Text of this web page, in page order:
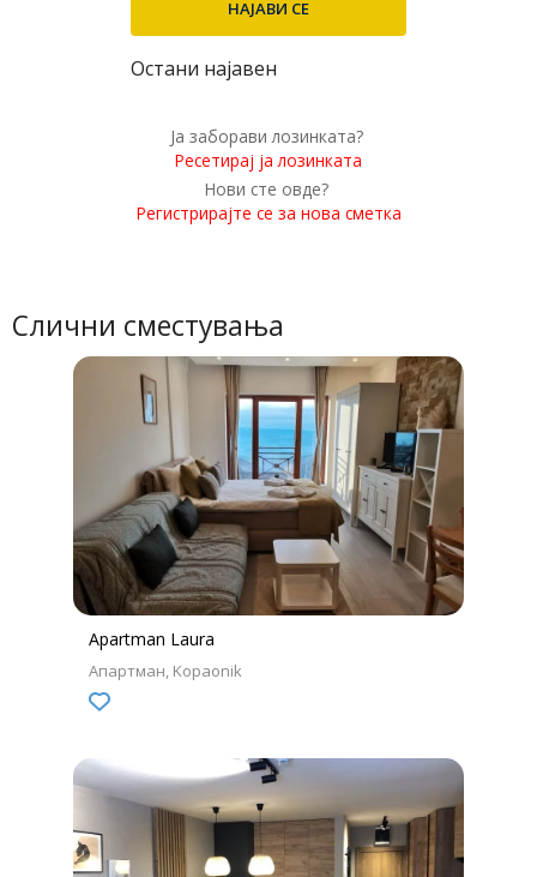
Слични сместувања
Apartman Laura
Апартман Kopaonik
Остани најавен
Ја заборави лозинката?
Ресетирај ја лозинката
Нови сте овде?
Регистрирајте се за нова сметка